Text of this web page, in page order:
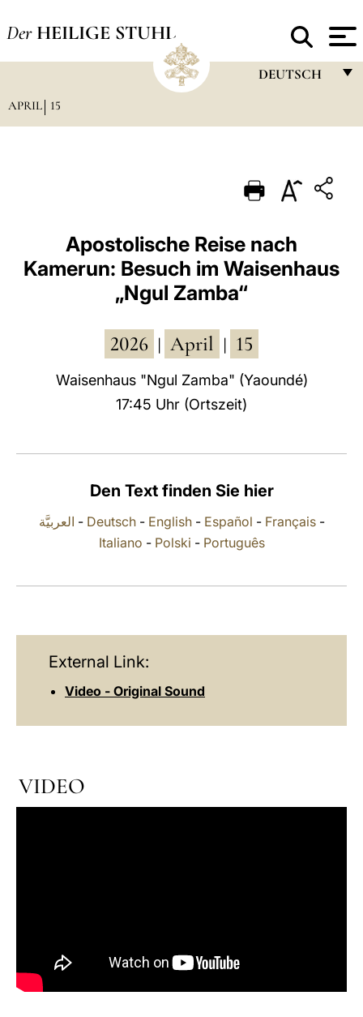
Der HEILIGE STUHL
DEUTSCH
PORTUGUÊS
ESPAÑOL
DEUTSCH
العربيّة
中文
LATINE
APRIL 15
Apostolische Reise nach
Kamerun: Besuch im Waisenhaus
„Ngul Zamba“
2026 April 15
Waisenhaus "Ngul Zamba" (Yaoundé)
17:45 Uhr (Ortszeit)
Den Text finden Sie hier
العربيَّة - Deutsch- English- Español - Français-
Italiano - Polski - Português
External Link:
Video - Original Sound
VIDEO